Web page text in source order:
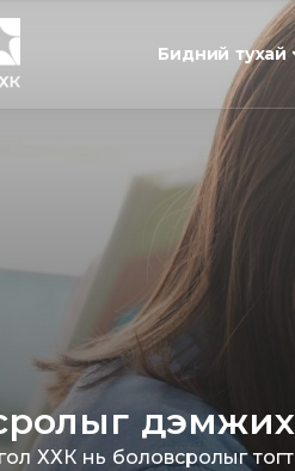
Бидний тухай
дэмжих
ХХК нь боловсролыг